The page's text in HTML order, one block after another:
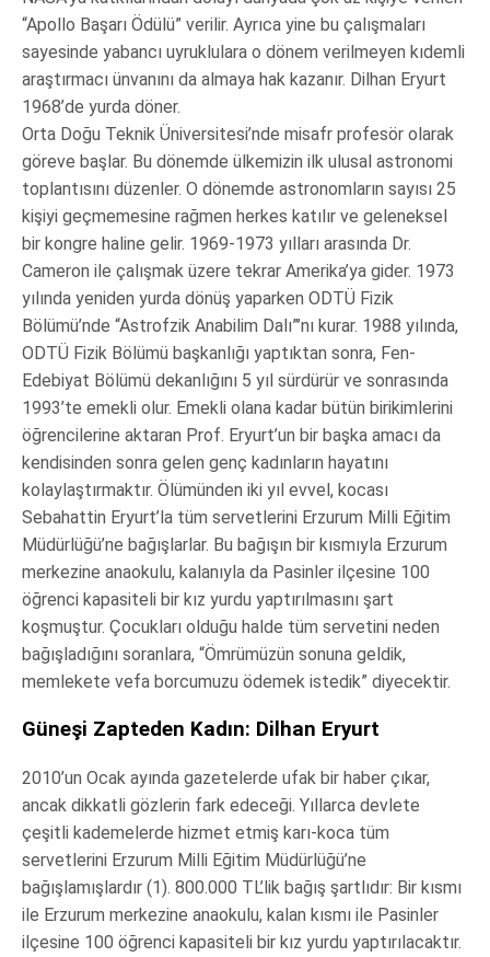
“Apollo Başarı Ödülü” verilir. Ayrıca yine bu çalışmaları
sayesinde yabancı uyruklulara o dönem verilmeyen kıdemli
araştırmacı ünvanını da almaya hak kazanır. Dilhan Eryurt
1968’de yurda döner.
Orta Doğu Teknik Üniversitesi’nde misafr profesör olarak
göreve başlar. Bu dönemde ülkemizin ilk ulusal astronomi
toplantısını düzenler. O dönemde astronomların sayısı 25
kişiyi geçmemesine rağmen herkes katılır ve geleneksel
bir kongre haline gelir. 1969-1973 yılları arasında Dr.
Cameron ile çalışmak üzere tekrar Amerika’ya gider. 1973
yılında yeniden yurda dönüş yaparken ODTÜ Fizik
Bölümü’nde “Astrofzik Anabilim Dalı”’nı kurar. 1988 yılında,
ODTÜ Fizik Bölümü başkanlığı yaptıktan sonra, Fen-
Edebiyat Bölümü dekanlığını 5 yıl sürdürür ve sonrasında
1993’te emekli olur. Emekli olana kadar bütün birikimlerini
öğrencilerine aktaran Prof. Eryurt’un bir başka amacı da
kendisinden sonra gelen genç kadınların hayatını
kolaylaştırmaktır. Ölümünden iki yıl evvel, kocası
Sebahattin Eryurt’la tüm servetlerini Erzurum Milli Eğitim
Müdürlüğü’ne bağışlarlar. Bu bağışın bir kısmıyla Erzurum
merkezine anaokulu, kalanıyla da Pasinler ilçesine 100
öğrenci kapasiteli bir kız yurdu yaptırılmasını şart
koşmuştur. Çocukları olduğu halde tüm servetini neden
bağışladığını soranlara, “Ömrümüzün sonuna geldik,
memlekete vefa borcumuzu ödemek istedik” diyecektir.
Güneşi Zapteden Kadın: Dilhan Eryurt
2010’un Ocak ayında gazetelerde ufak bir haber çıkar,
ancak dikkatli gözlerin fark edeceği. Yıllarca devlete
çeşitli kademelerde hizmet etmiş karı-koca tüm
servetlerini Erzurum Milli Eğitim Müdürlüğü’ne
bağışlamışlardır (1). 800.000 TL’lik bağış şartlıdır: Bir kısmı
ile Erzurum merkezine anaokulu, kalan kısmı ile Pasinler
ilçesine 100 öğrenci kapasiteli bir kız yurdu yaptırılacaktır.